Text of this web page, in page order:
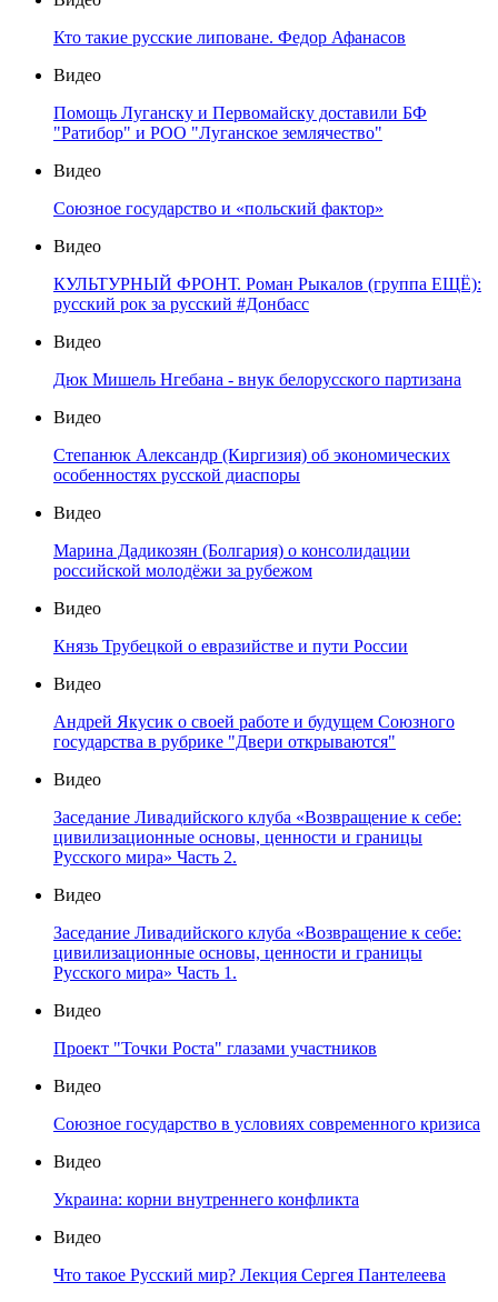
Кто такие русские липоване. Федор Афанасов
Видео
Помощь Луганску и Первомайску доставили БФ
"Ратибор" и РОО "Луганское землячество"
Видео
Союзное государство и «польский фактор»
Видео
КУЛЬТУРНЫЙ ФРОНТ. Роман Рыкалов (группа ЕЩЁ):
русский рок за русский #Донбасс
Видео
Дюк Мишель Нгебана - внук белорусского партизана
Видео
Степанюк Александр (Киргизия) об экономических
особенностях русской диаспоры
Видео
Марина Дадикозян (Болгария) о консолидации
российской молодёжи за рубежом
Видео
Князь Трубецкой о евразийстве и пути России
Видео
Андрей Якусик о своей работе и будущем Союзного
государства в рубрике "Двери открываются"
Видео
Заседание Ливадийского клуба «Возвращение к себе:
цивилизационные основы, ценности и границы
Русского мира» Часть 2.
Видео
Заседание Ливадийского клуба «Возвращение к себе:
цивилизационные основы, ценности и границы
Русского мира» Часть 1.
Видео
Проект "Точки Роста" глазами участников
Видео
Союзное государство в условиях современного кризиса
Видео
Украина: корни внутреннего конфликта
Видео
Что такое Русский мир? Лекция Сергея Пантелеева